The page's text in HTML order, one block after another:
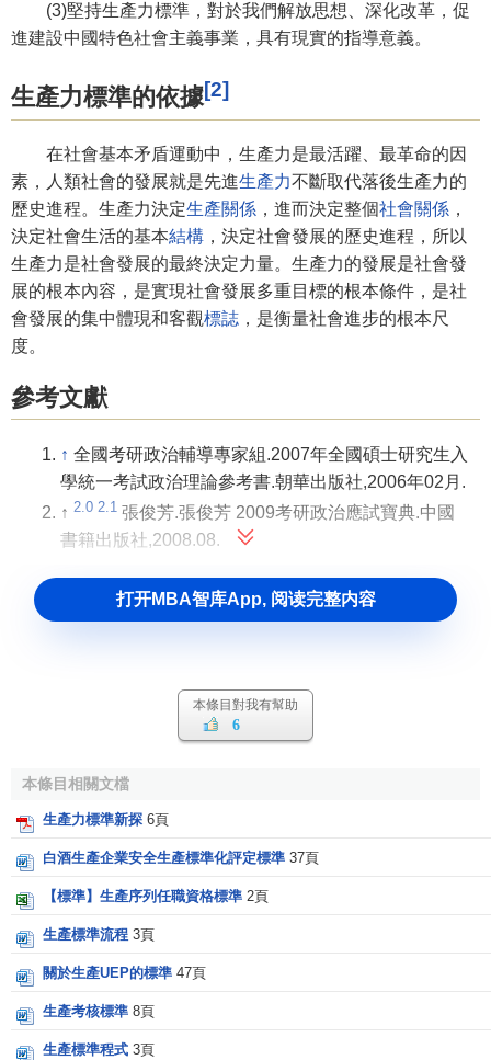
(3)堅持生產力標準，對於我們解放思想、深化改革，促
進建設中國特色社會主義事業，具有現實的指導意義。
生產力標準的依據[2]
在社會基本矛盾運動中，生產力是最活躍、最革命的因
素，人類社會的發展就是先進生產力不斷取代落後生產力的
歷史進程。生產力決定生產關係 ，進而決定整個社會關係 ，
決定社會生活的基本結構 ，決定社會發展的歷史進程，所以
生產力是社會發展的最終決定力量。生產力的發展是社會發
展的根本內容，是實現社會發展多重目標的根本條件，是社
會發展的集中體現和客觀標誌 ，是衡量社會進步的根本尺
度。
參考文獻
↑ 全國考研政治輔導專家組.2007年全國碩士研究生入
學統一考試政治理論參考書.朝華出版社,2006年02月.
↑ 2.0 2.1 張俊芳.張俊芳 2009考研政治應試寶典.中國
書籍出版社,2008.08.
打开MBA智库App, 阅读完整内容
本條目對我有幫助
6
本條目相關文檔
生產力標準新探 6頁
白酒生產企業安全生產標準化評定標準 37頁
【標準】生產序列任職資格標準 2頁
生產標準流程 3頁
關於生產UEP的標準 47頁
生產考核標準 8頁
生產標準程式 3頁